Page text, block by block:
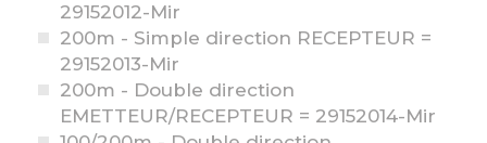
29152012-Mir
200m - Simple direction RECEPTEUR =
29152013-Mir
200m - Double direction
EMETTEUR/RECEPTEUR = 29152014-Mir